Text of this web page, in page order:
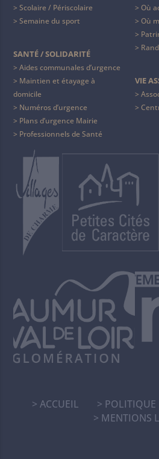
Scolaire / Périscolaire
Semaine du sport
SANTÉ / SOLIDARITÉ
Aides communales d’urgence
Maintien et étayage à
domicile
Numéros d’urgence
Plans d’urgence Mairie
Professionnels de Santé
Où
Où
VIE
ACCUEIL
POLITIQUE
MENTIONS